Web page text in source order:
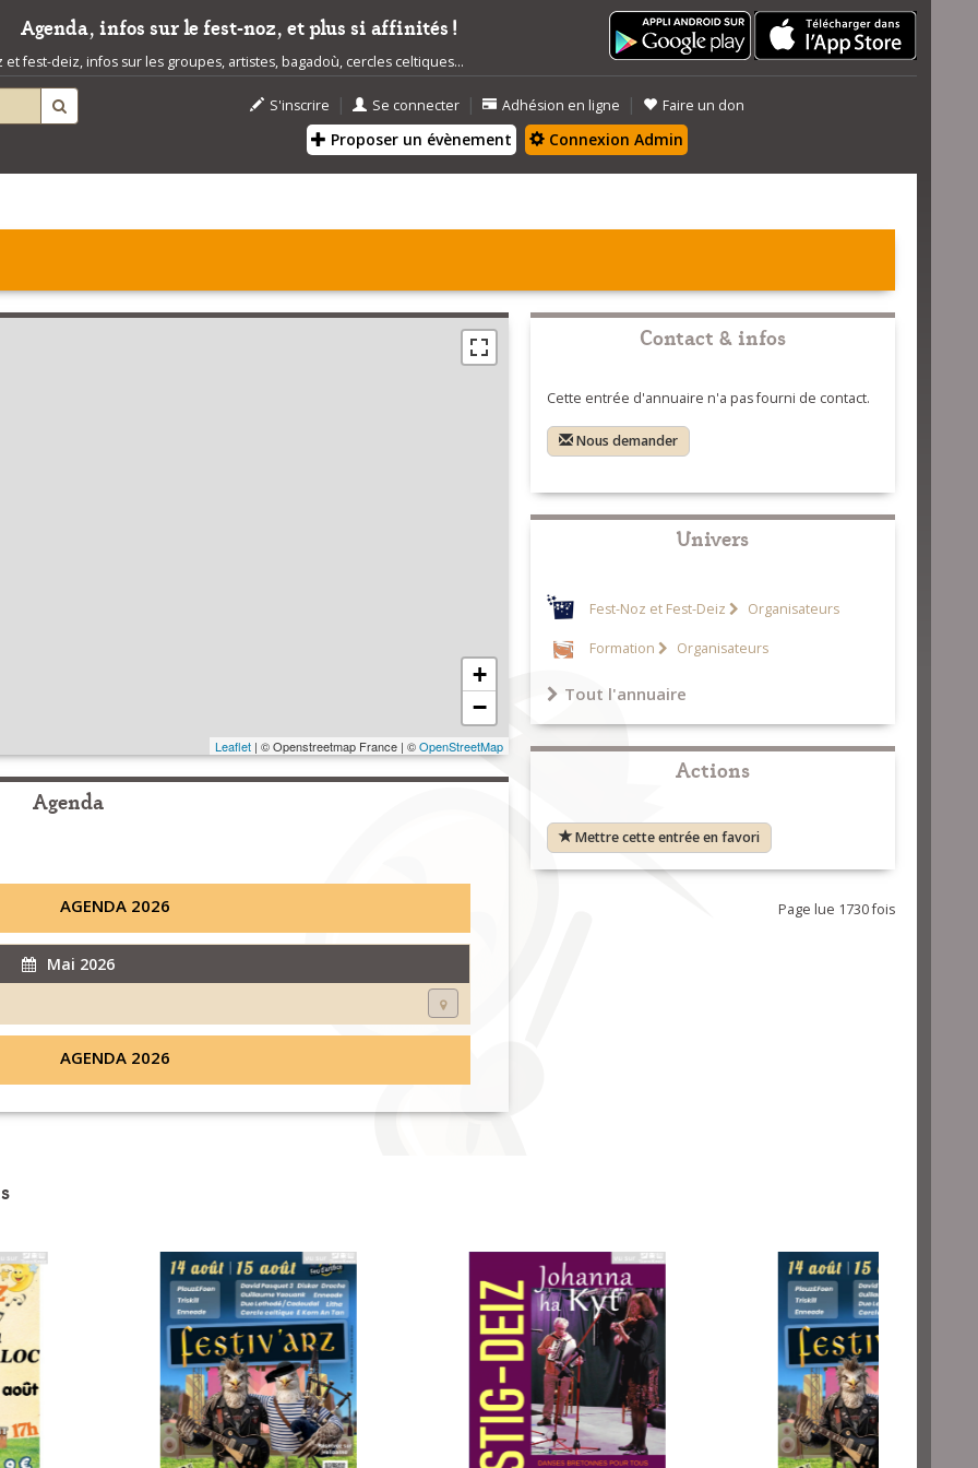
Agenda, infos sur le fest-noz, et plus si affinités !
fest-deiz, infos sur les groupes, artistes, bagadoù, cercles celtiques...
S'inscrire | Se connecter | Adhésion en ligne | Faire un don
Proposer un évènement Connexion Admin
+
−
Leaflet| © Openstreetmap France | ©OpenStreetMap
Agenda
AGENDA 2026
Mai 2026
AGENDA 2026
Contact & infos
Cette entrée d'annuaire n'a pas fourni de contact.
Nous demander
Univers
Fest-Noz et Fest-Deiz Organisateurs
Formation Organisateurs
Tout l'annuaire
Actions
Mettre cette entrée en favori
Page lue 1730 fois